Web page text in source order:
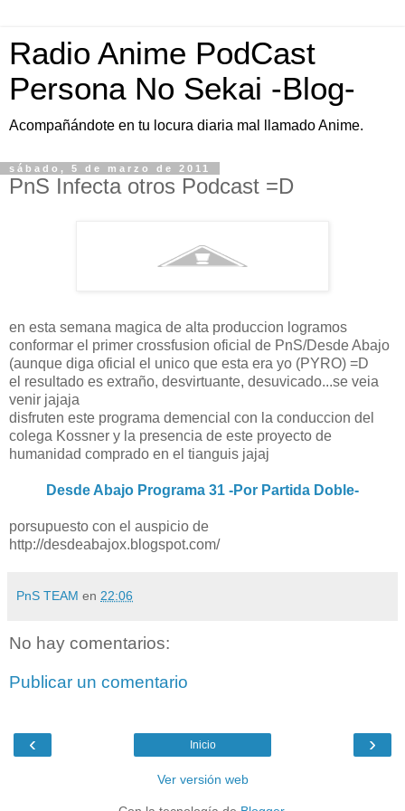
Radio Anime PodCast
Persona No Sekai -Blog-
Acompañándote en tu locura diaria mal llamado Anime.
sábado, 5 de marzo de 2011
PnS Infecta otros Podcast =D
en esta semana magica de alta produccion logramos
conformar el primer crossfusion oficial de PnS/Desde Abajo
(aunque diga oficial el unico que esta era yo (PYRO) =D
el resultado es extraño, desvirtuante, desuvicado...se veia
venir jajaja
disfruten este programa demencial con la conduccion del
colega Kossner y la presencia de este proyecto de
humanidad comprado en el tianguis jajaj
Desde Abajo Programa 31 -Por Partida Doble-
porsupuesto con el auspicio de
http://desdeabajox.blogspot.com/
PnS TEAM en 22:06
No hay comentarios:
Publicar un comentario
‹ ›
Inicio
Ver versión web